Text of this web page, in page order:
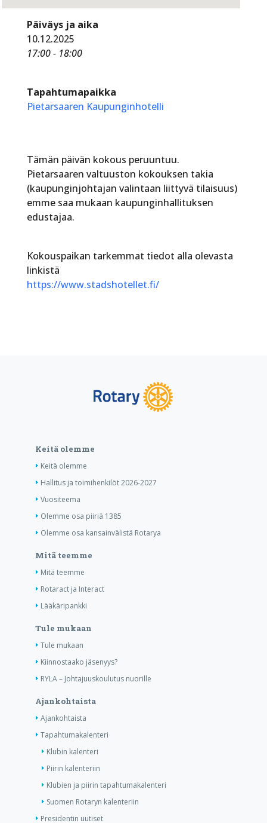
Päiväys ja aika
10.12.2025
17:00 - 18:00
Tapahtumapaikka
Pietarsaaren Kaupunginhotelli
Tämän päivän kokous peruuntuu.
Pietarsaaren valtuuston kokouksen takia
(kaupunginjohtajan valintaan liittyvä tilaisuus)
emme saa mukaan kaupunginhallituksen
edustajaa.
Kokouspaikan tarkemmat tiedot alla olevasta
linkistä
https://www.stadshotellet.fi/
Keitä olemme
Keitä olemme
Hallitus ja toimihenkilöt 2026-2027
Vuositeema
Olemme osa piiriä 1385
Olemme osa kansainvälistä Rotarya
Mitä teemme
Mitä teemme
Rotaract ja Interact
Lääkäripankki
Tule mukaan
Tule mukaan
Kiinnostaako jäsenyys?
RYLA – Johtajuuskoulutus nuorille
Ajankohtaista
Ajankohtaista
Tapahtumakalenteri
Klubin kalenteri
Piirin kalenteriin
Klubien ja piirin tapahtumakalenteri
Suomen Rotaryn kalenteriin
Presidentin uutiset